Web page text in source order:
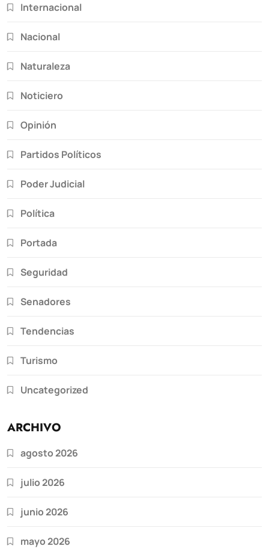
Internacional
Nacional
Naturaleza
Noticiero
Opinión
Partidos Políticos
Poder Judicial
Política
Portada
Seguridad
Senadores
Tendencias
Turismo
Uncategorized
ARCHIVO
agosto 2026
julio 2026
junio 2026
mayo 2026